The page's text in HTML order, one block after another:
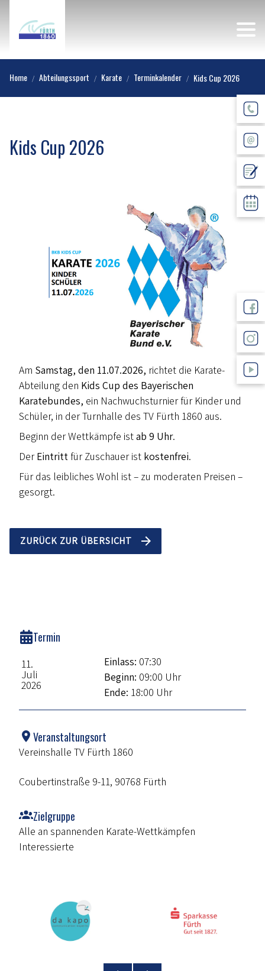
Home Abteilungssport Karate Terminkalender Kids Cup 2026
Kids Cup 2026
Am Samstag, den 11.07.2026, richtet die Karate-
Abteilung den Kids Cup des Bayerischen
Karatebundes, ein Nachwuchsturnier für Kinder und
Schüler, in der Turnhalle des TV Fürth 1860 aus.
Beginn der Wettkämpfe istab 9 Uhr.
DerEintrittfür Zuschauer ist kostenfrei.
Für das leibliches Wohl ist – zu moderaten Preisen –
gesorgt.
ZURÜCK ZUR ÜBERSICHT
Termin
11.
Juli
2026
Einlass: 07:30
Beginn: 09:00 Uhr
Ende: 18:00 Uhr
Veranstaltungsort
Vereinshalle TV Fürth 1860
Coubertinstraße 9-11, 90768 Fürth
Zielgruppe
Alle an spannenden Karate-Wettkämpfen
Interessierte